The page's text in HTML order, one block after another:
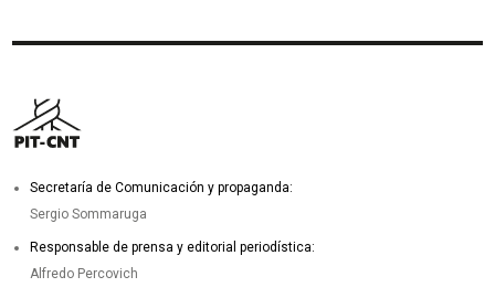
Secretaría de Comunicación y propaganda:
Sergio Sommaruga
Responsable de prensa y editorial periodística:
Alfredo Percovich